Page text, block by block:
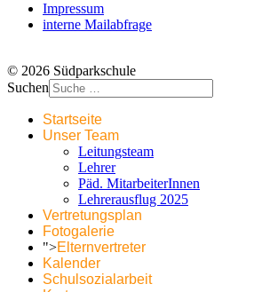
Impressum
interne Mailabfrage
© 2026 Südparkschule
Suchen
Startseite
Unser Team
Leitungsteam
Lehrer
Päd. MitarbeiterInnen
Lehrerausflug 2025
Vertretungsplan
Fotogalerie
">Elternvertreter
Kalender
Schulsozialarbeit